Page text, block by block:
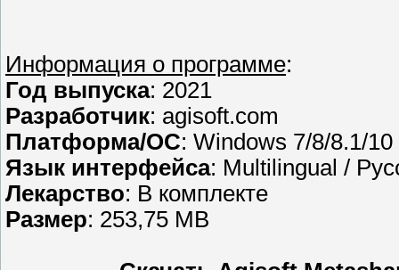
Информация о программе:
Год выпуска: 2021
Разработчик: agisoft.com
Платформа/ОС: Windows 7/8/8.1/
Язык интерфейса: Multilingual /
Лекарство: В комплекте
Размер: 253,75 MB